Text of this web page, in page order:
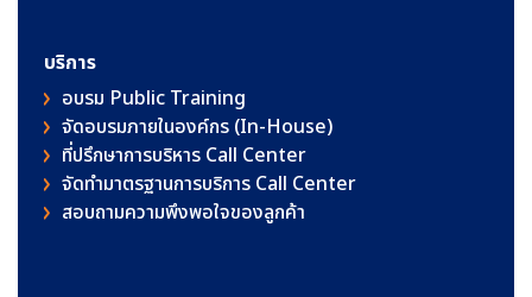
บริการ
อบรม Public Training
จัดอบรมภายในองค์กร (In-House)
ที่ปรึกษาการบริหาร Call Center
จัดทำมาตรฐานการบริการ Call Center
สอบถามความพึงพอใจของลูกค้า